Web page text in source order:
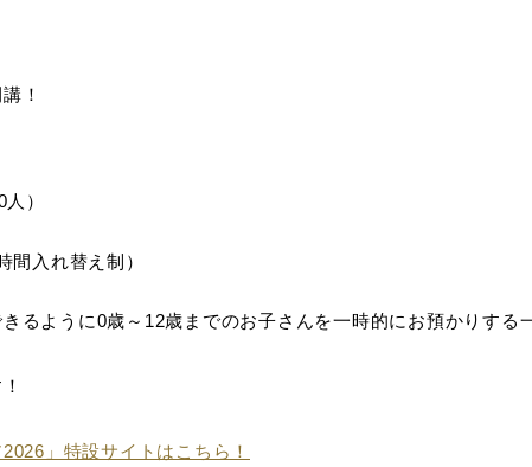
！
）
間入れ替え制）
るように0歳～12歳までのお子さんを一時的にお預かりする
」特設サイトはこちら！